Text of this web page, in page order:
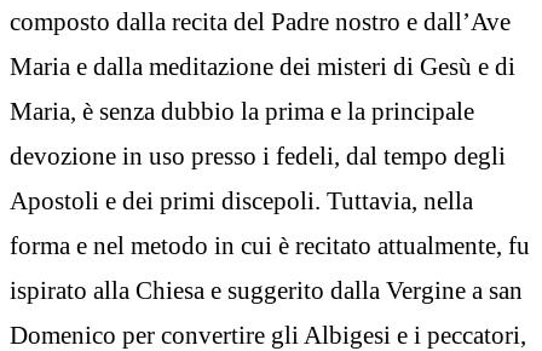
composto dalla recita del Padre nostro e dall’Ave
Maria e dalla meditazione dei misteri di Gesù e di
Maria, è senza dubbio la prima e la principale
devozione in uso presso i fedeli, dal tempo degli
Apostoli e dei primi discepoli. Tuttavia, nella
forma e nel metodo in cui è recitato attualmente, fu
ispirato alla Chiesa e suggerito dalla Vergine a san
Domenico per convertire gli Albigesi e i peccatori,